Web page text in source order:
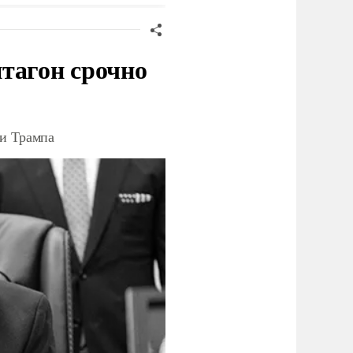
срочно
Трампа